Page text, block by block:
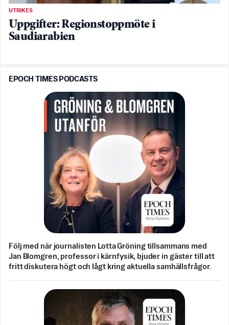
UTRIKES
Uppgifter: Regionstoppmöte i
Saudiarabien
EPOCH TIMES PODCASTS
Följ med när journalisten Lotta Gröning tillsammans med
Jan Blomgren, professor i kärnfysik, bjuder in gäster till att
fritt diskutera högt och lågt kring aktuella samhällsfrågor.